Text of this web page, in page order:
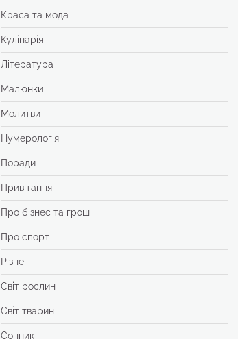
Краса та мода
Кулінарія
Література
Малюнки
Молитви
Нумерологія
Поради
Привітання
Про бізнес та гроші
Про спорт
Різне
Світ рослин
Світ тварин
Сонник